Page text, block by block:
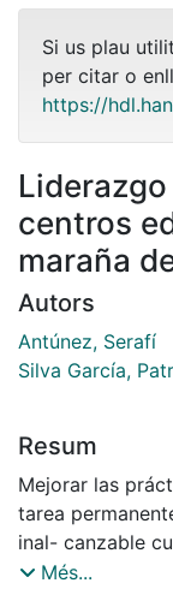
Si us plau
per citar o
https://
centros
maraña
Autors
Antúnez, Serafí
Silva García,
Resum
Mejorar las
tarea
inal- canzable
sobre qué
Més...